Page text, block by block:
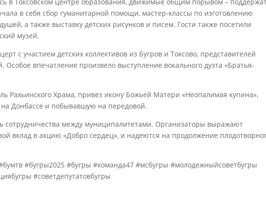
в себя сбор гуманитарной помощи, мастер-классы по изготовлению
а также выставку детских рисунков и писем. Гости также посетили
музей.
с участием детских коллективов из Бугров и Токсово, представителей
Особое впечатление произвело выступление вокального дуэта «Братья-
Рахьинского Храма, привез икону Божьей Матери «Неопалимая купина»,
Донбассе и побывавшую на передовой.
сотрудничества между муниципалитетами. Организаторы выражают
вклад в акцию «Добро сердец», и надеются на продолжение
#бугры2025 #бугры #команда47 #мсбугры #молодежныйсоветбугры
#советдепутатовбугры